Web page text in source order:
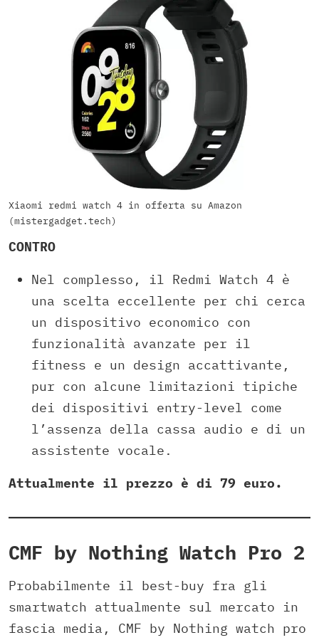
Xiaomi redmi watch 4 in offerta su Amazon
(mistergadget.tech)
CONTRO
Nel complesso, il Redmi Watch 4 è
una scelta eccellente per chi cerca
un dispositivo economico con
funzionalità avanzate per il
fitness e un design accattivante,
pur con alcune limitazioni tipiche
dei dispositivi entry-level​ come
l’assenza della cassa audio e di un
assistente vocale.
Attualmente il prezzo è di 79 euro.
CMF by Nothing Watch Pro 2
Probabilmente il best-buy fra gli
smartwatch attualmente sul mercato in
fascia media, CMF by Nothing watch pro